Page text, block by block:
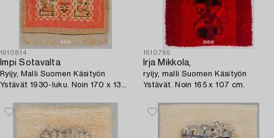
1610814
Impi Sotavalta
Ryijy, Malli Suomen Käsityön
Ystävät 1930-luku. Noin 170 x 130
1610785
Irja Mikkola,
ryijy, malli Suomen Käsityön
Ystävät. Noin 165 x 107 cm.